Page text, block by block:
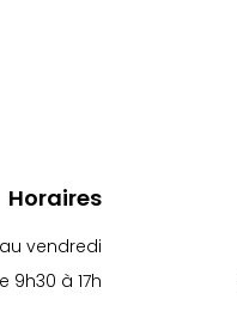
Horaires
vendredi
9h30 à 17h